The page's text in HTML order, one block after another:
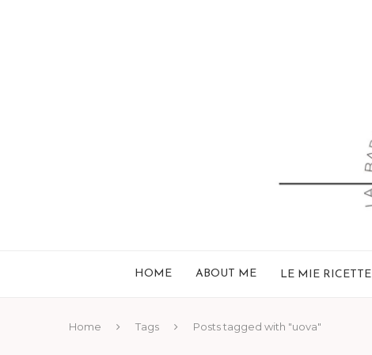
HOME ABOUT ME LE MIE RICETTE
Home Tags Posts tagged with "uova"